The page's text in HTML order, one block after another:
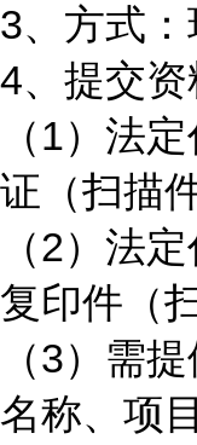
3、方式
4、提交资
（1）法
证（扫描
（2）法
复印件（
（3）需
名称、项